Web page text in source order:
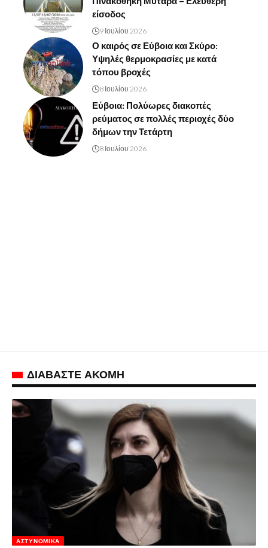
είσοδος
9 Ιουλίου 2026
Ο καιρός σε Εύβοια και Σκύρο:
Υψηλές θερμοκρασίες με κατά
τόπου βροχές
8 Ιουλίου 2026
Εύβοια: Πολύωρες διακοπές
ρεύματος σε πολλές περιοχές δύο
δήμων την Τετάρτη
8 Ιουλίου 2026
ΔΙΑΒΑΣΤΕ ΑΚΟΜΗ
ΑΣΤΥΝΟΜΙΚΆ